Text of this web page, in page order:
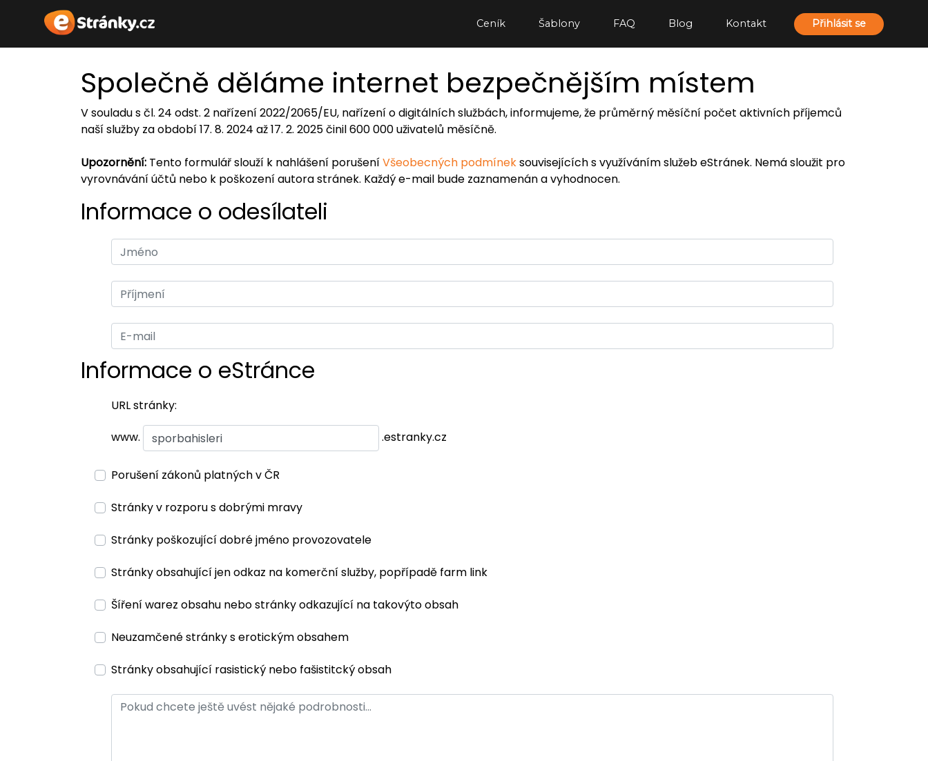
Ceník Šablony FAQ Blog Kontakt Přihlásit se
Společně děláme internet bezpečnějším místem
V souladu s čl. 24 odst. 2 nařízení 2022/2065/EU, nařízení o digitálních službách, informujeme, že průměrný měsíční počet aktivních příjemců
naší služby za období 17. 8. 2024 až 17. 2. 2025 činil 600 000 uživatelů měsíčně.
Upozornění: Tento formulář slouží k nahlášení porušeníVšeobecných podmíneksouvisejících s využíváním služeb eStránek. Nemá sloužit pro
vyrovnávání účtů nebo k poškození autora stránek. Každý e-mail bude zaznamenán a vyhodnocen.
Informace o odesílateli
Informace o eStránce
URL stránky:
www. .estranky.cz
Porušení zákonů platných v ČR
Stránky v rozporu s dobrými mravy
Stránky poškozující dobré jméno provozovatele
Stránky obsahující jen odkaz na komerční služby, popřípadě farm link
Šíření warez obsahu nebo stránky odkazující na takovýto obsah
Neuzamčené stránky s erotickým obsahem
Stránky obsahující rasistický nebo fašistitcký obsah